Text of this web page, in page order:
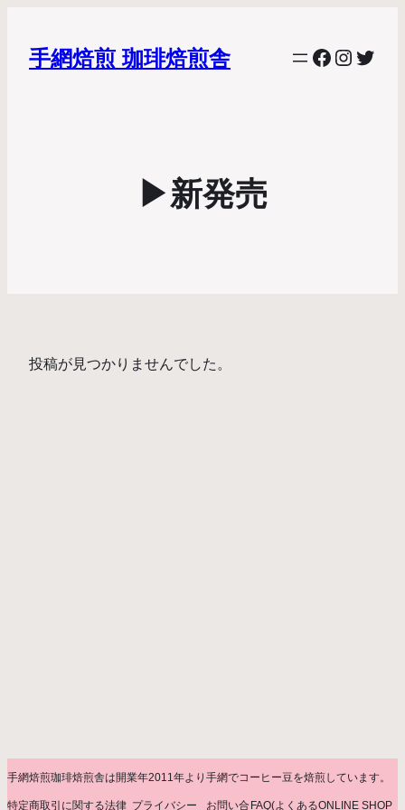
手網焙煎 珈琲焙煎舎 Facebook
▶新発売
投稿が見つかりませんでした。
手網焙煎珈琲焙煎舎は開業年2011年より手網でコーヒー豆を焙煎しています。
特定商取引に関する法律 プライバシー お問い合 FAQ(よくあるONLINE SHOP